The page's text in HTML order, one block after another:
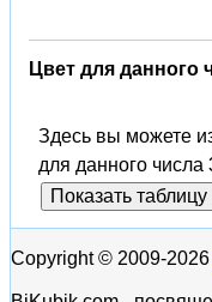
Цвет для данного
Здесь вы можете
для данного
Показать таблицу
Copyright © 2009-2026